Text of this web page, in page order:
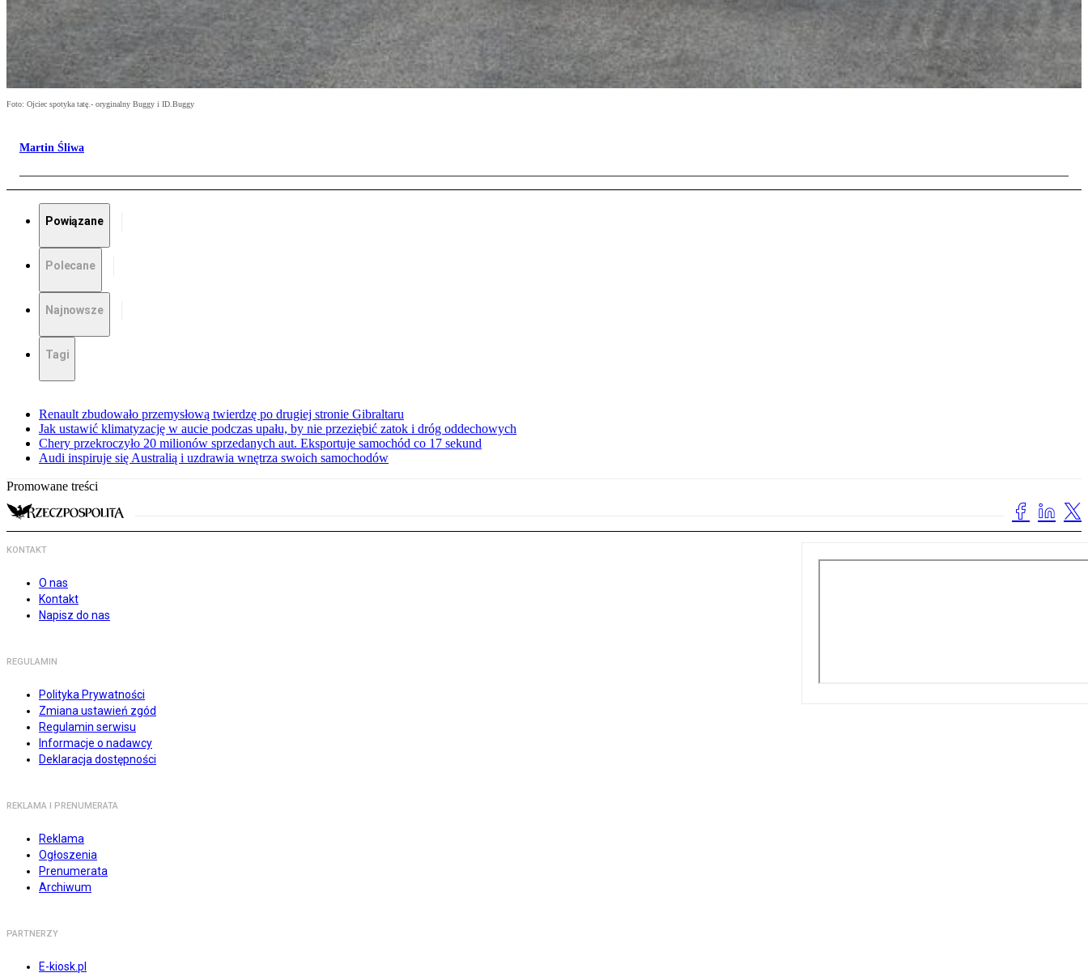
Foto: Ojciec spotyka tatę.- oryginalny Buggy i ID.Buggy
Martin Śliwa
Powiązane
Polecane
Najnowsze
Tagi
Renault zbudowało przemysłową twierdzę po drugiej stronie Gibraltaru
Jak ustawić klimatyzację w aucie podczas upału, by nie przeziębić zatok i dróg oddechowych
Chery przekroczyło 20 milionów sprzedanych aut. Eksportuje samochód co 17 sekund
Audi inspiruje się Australią i uzdrawia wnętrza swoich samochodów
Promowane treści
KONTAKT
O nas
Kontakt
Napisz do nas
REGULAMIN
Polityka Prywatności
Zmiana ustawień zgód
Regulamin serwisu
Informacje o nadawcy
Deklaracja dostępności
REKLAMA I PRENUMERATA
Reklama
Ogłoszenia
Prenumerata
Archiwum
PARTNERZY
E-kiosk.pl